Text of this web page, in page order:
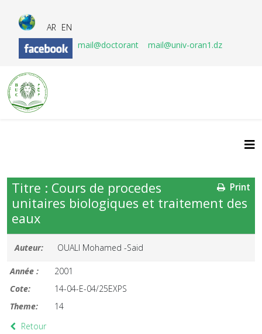
AR EN
mail@doctorant
mail@univ-oran1.dz
Print
Titre : Cours de procedes
unitaires biologiques et traitement des
eaux
Auteur: OUALI Mohamed -Said
Année :
2001
Cote:
14-04-E-04/25EXPS
Theme:
14
Retour